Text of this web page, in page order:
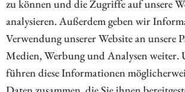
zu können und die Zugriffe auf unsere
analysieren. Außerdem geben wir
Verwendung unserer Website an unsere
Medien, Werbung und Analysen weiter.
führen diese Informationen
Umbruch für Auto-Aktien auswirken
Bestandsaufnahme.
ZUM KOMMENTAR